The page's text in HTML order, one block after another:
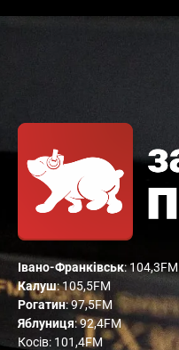
Івано-Франківськ: 104,3FM
Калуш: 105,5FM
Рогатин: 97,5FM
Яблуниця: 92,4FM
Косів: 101,4FM